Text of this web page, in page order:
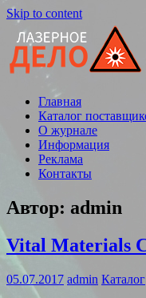
Skip to content
Статьи,
новости,
обзоры
Главная
Каталог
О журнале
Информация
Реклама
Контакты
Автор: admin
Vital Materials
05.07.2017 admin Каталог